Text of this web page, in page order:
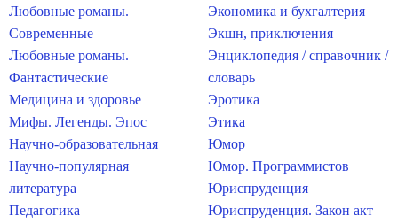
Любовные романы.
Современные
Любовные романы.
Фантастические
Медицина и здоровье
Мифы. Легенды. Эпос
Научно-образовательная
Научно-популярная
литература
Педагогика
Экономика и бухгалтерия
Экшн, приключения
Энциклопедия / справочник /
словарь
Эротика
Этика
Юмор
Юмор. Программистов
Юриспруденция
Юриспруденция. Закон акт